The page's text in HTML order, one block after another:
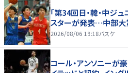
「第34回日・韓・中ジ
スターが発表…中部大
2026/08/06 19:18バスケ
コール・アンソニーが